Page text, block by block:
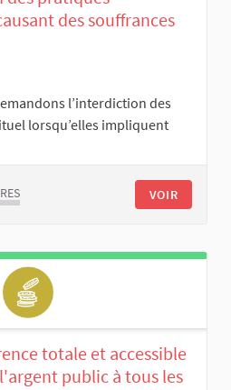
des souffrances
l’interdiction des
lorsqu’elles impliquent
VOIR
totale et accessible
public à tous les